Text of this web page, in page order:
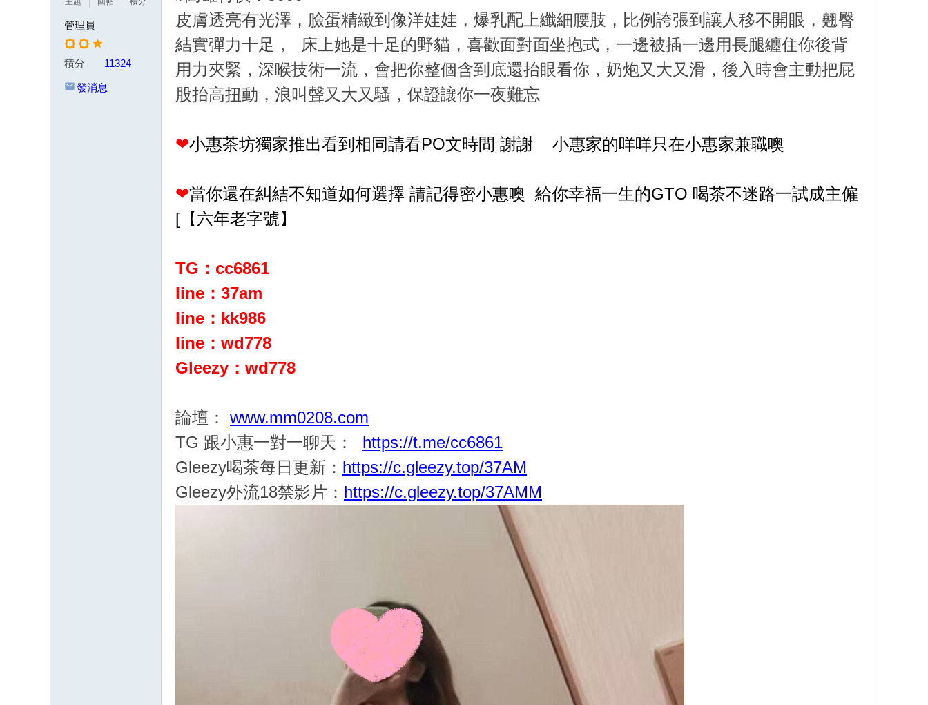
管理員
積分 11324
發消息
皮膚透亮有光澤，臉蛋精緻到像洋娃娃，爆乳配上纖細腰肢，比例誇張到讓人移不開眼，翹臀
結實彈力十足， 床上她是十足的野貓，喜歡面對面坐抱式，一邊被插一邊用長腿纏住你後背
用力夾緊，深喉技術一流，會把你整個含到底還抬眼看你，奶炮又大又滑，後入時會主動把屁
股抬高扭動，浪叫聲又大又騷，保證讓你一夜難忘
❤小惠茶坊獨家推出看到相同請看PO文時間 謝謝 小惠家的咩咩只在小惠家兼職噢
❤當你還在糾結不知道如何選擇 請記得密小惠噢 給你幸福一生的GTO 喝茶不迷路一試成主僱
[【六年老字號】
TG：cc6861
line：37am
line：kk986
line：wd778
Gleezy：wd778
論壇： www.mm0208.com
TG 跟小惠一對一聊天： https://t.me/cc6861
Gleezy喝茶每日更新： https://c.gleezy.top/37AM
Gleezy外流18禁影片： https://c.gleezy.top/37AMM